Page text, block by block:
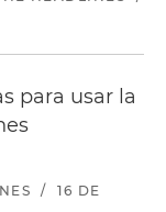
para usar la
/
16 DE